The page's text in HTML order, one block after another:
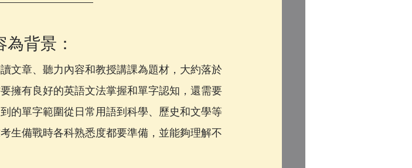
為背景：
文章、聽力內容和教授講課為題材，大約落於
擁有良好的英語文法掌握和單字認知，還需要
的單字範圍從日常用語到科學、歷史和文學等
生備戰時各科熟悉度都要準備，並能夠理解不